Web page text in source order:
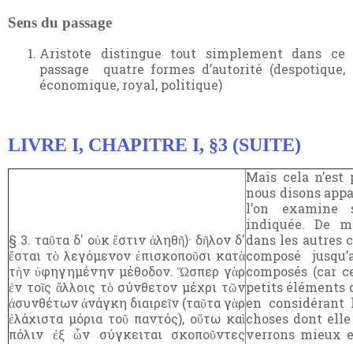
Sens du passage
Aristote distingue tout simplement dans ce
passage quatre formes d’autorité (despotique,
économique, royal, politique)
LIVRE I, CHAPITRE I, §3 (SUITE)
§ 3. ταῦτα δ' οὐκ ἔστιν ἀληθῆ)· δῆλον δ'
ἔσται τὸ λεγόμενον ἐπισκοποῦσι κατὰ
τὴν ὑφηγημένην μέθοδον. Ὥσπερ γὰρ
ἐν τοῖς ἄλλοις τὸ σύνθετον μέχρι τῶν
ἀσυνθέτων ἀνάγκη διαιρεῖν (ταῦτα γὰρ
ἐλάχιστα μόρια τοῦ παντός), οὕτω καὶ
πόλιν ἐξ ὧν σύγκειται σκοποῦντες
Mais cela
nous disons
l’on examine
indiquée. De
dans les autres
composé
composés (car
petits éléments
en
choses dont
verrons mieux